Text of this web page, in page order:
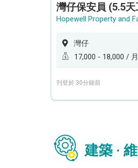
灣仔保安員 (5.5天
灣仔
17,000 - 18,000 /
刊登於 30分鐘前
建築 ·